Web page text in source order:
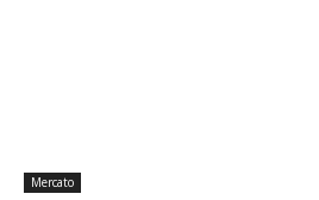
Mercato